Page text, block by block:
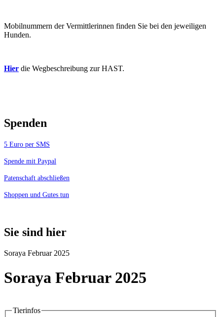
Mobilnummern der Vermittlerinnen finden Sie bei den jeweiligen
Hunden.
Hier die Wegbeschreibung zur HAST.
Spenden
5 Euro per SMS
Spende mit Paypal
Patenschaft abschließen
Shoppen und Gutes tun
Sie sind hier
Soraya Februar 2025
Soraya Februar 2025
Tierinfos